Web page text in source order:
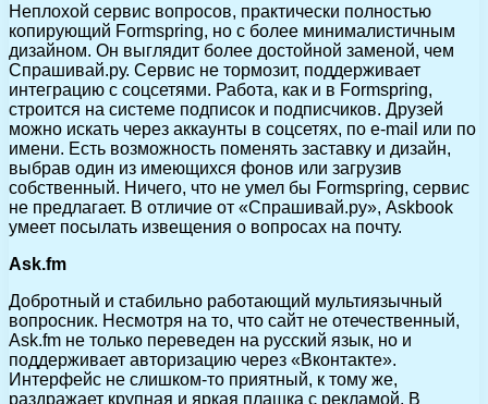
Неплохой сервис вопросов, практически полностью
копирующий Formspring, но с более минималистичным
дизайном. Он выглядит более достойной заменой, чем
Спрашивай.ру. Сервис не тормозит, поддерживает
интеграцию с соцсетями. Работа, как и в Formspring,
строится на системе подписок и подписчиков. Друзей
можно искать через аккаунты в соцсетях, по e-mail или по
имени. Есть возможность поменять заставку и дизайн,
выбрав один из имеющихся фонов или загрузив
собственный. Ничего, что не умел бы Formspring, сервис
не предлагает. В отличие от «Спрашивай.ру», Askbook
умеет посылать извещения о вопросах на почту.
Ask.fm
Добротный и стабильно работающий мультиязычный
вопросник. Несмотря на то, что сайт не отечественный,
Ask.fm не только переведен на русский язык, но и
поддерживает авторизацию через «Вконтакте».
Интерфейс не слишком-то приятный, к тому же,
раздражает крупная и яркая плашка с рекламой. В